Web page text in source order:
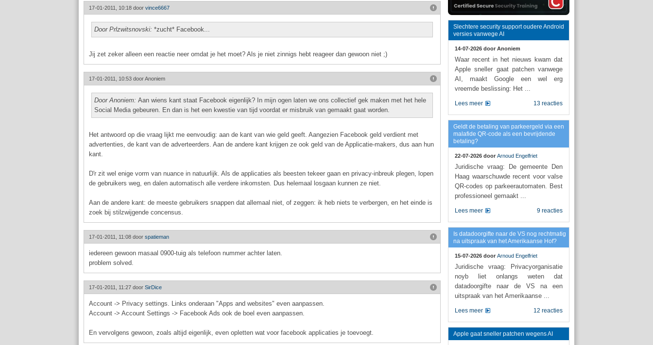
17-01-2011, 10:18 door vince6667
Door Prlzwitsnovski: *zucht* Facebook...
Jij zet zeker alleen een reactie neer omdat je het moet? Als je niet zinnigs hebt reageer dan gewoon niet ;)
17-01-2011, 10:53 doorAnoniem
Door Anoniem: Aan wiens kant staat Facebook eigenlijk? In mijn ogen laten we ons collectief gek maken met het hele
Social Media gebeuren. En dan is het een kwestie van tijd voordat er misbruik van gemaakt gaat worden.
Het antwoord op die vraag lijkt me eenvoudig: aan de kant van wie geld geeft. Aangezien Facebook geld verdient met
advertenties, de kant van de adverteerders. Aan de andere kant krijgen ze ook geld van de Applicatie-makers, dus aan hun
kant.
D'r zit wel enige vorm van nuance in natuurlijk. Als de applicaties als beesten tekeer gaan en privacy-inbreuk plegen, lopen
de gebruikers weg, en dalen automatisch alle verdere inkomsten. Dus helemaal losgaan kunnen ze niet.
Aan de andere kant: de meeste gebruikers snappen dat allemaal niet, of zeggen: ik heb niets te verbergen, en het einde is
zoek bij stilzwijgende concensus.
17-01-2011, 11:08 door spatieman
iedereen gewoon masaal 0900-tuig als telefoon nummer achter laten.
problem solved.
17-01-2011, 11:27 door SirDice
Account -> Privacy settings. Links onderaan "Apps and websites" even aanpassen.
Account -> Account Settings -> Facebook Ads ook de boel even aanpassen.
En vervolgens gewoon, zoals altijd eigenlijk, even opletten wat voor facebook applicaties je toevoegt.
Slechtere security support oudere Android
versies vanwege AI
14-07-2026 door Anoniem
Waar recent in het nieuws kwam dat
Apple sneller gaat patchen vanwege
AI, maakt Google een wel erg
vreemde beslissing: Het ...
13 reacties
Lees meer
Geldt de betaling van parkeergeld via een
malafide QR-code als een bevrijdende
betaling?
22-07-2026 door Arnoud Engelfriet
Juridische vraag: De gemeente Den
Haag waarschuwde recent voor valse
QR-codes op parkeerautomaten. Best
professioneel gemaakt ...
9 reacties
Lees meer
Is datadoorgifte naar de VS nog rechtmatig
na uitspraak van het Amerikaanse Hof?
15-07-2026 door Arnoud Engelfriet
Juridische vraag: Privacyorganisatie
noyb liet onlangs weten dat
datadoorgifte naar de VS na een
uitspraak van het Amerikaanse ...
12 reacties
Lees meer
Apple gaat sneller patchen wegens AI